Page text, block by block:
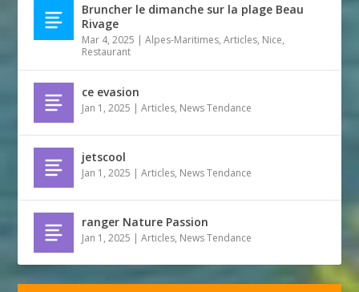
Bruncher le dimanche sur la plage Beau
Rivage
Mar 4, 2025 |Alpes-Maritimes,Articles, Nice,
Restaurant
ce evasion
Jan 1, 2025 |Articles, News Tendance
jetscool
Jan 1, 2025 |Articles, News Tendance
ranger Nature Passion
Jan 1, 2025 |Articles, News Tendance